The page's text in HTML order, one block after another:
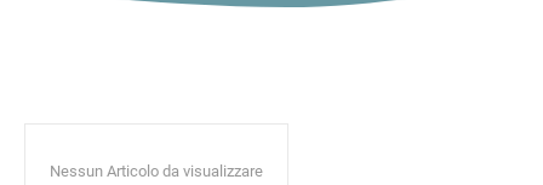
Nessun Articolo da visualizzare